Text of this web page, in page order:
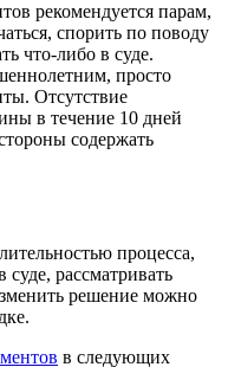
рекомендуется парам,
спорить по поводу
что-либо в суде.
просто
Отсутствие
в течение 10 дней
содержать
процесса,
рассматривать
решение можно
в следующих